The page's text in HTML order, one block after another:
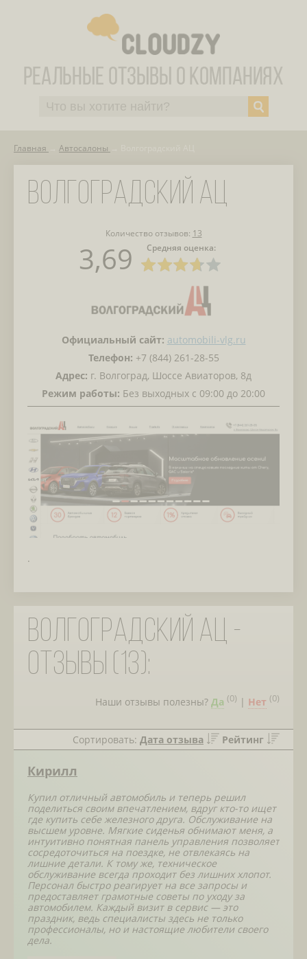
Главная Автосалоны
ВОЛГОГРАДСКИЙ АЦ
Количество отзывов: 13
Средняя оценка:
3,69
Официальный сайт: automobili-vlg.ru
Телефон: +7 (844) 261-28-55
Адрес: г. Волгоград, Шоссе Авиаторов, 8д
Режим работы: Без выходных с 09:00 до 20:00
.
Волгоградский АЦ -
отзывы (13):
Наши отзывы полезны? Да (0) | Нет (0)
Сортировать: Дата отзыва Рейтинг
Кирилл
Купил отличный автомобиль и теперь решил
поделиться своим впечатлением, вдруг кто-то ищет
где купить себе железного друга. Обслуживание на
высшем уровне. Мягкие сиденья обнимают меня, а
интуитивно понятная панель управления позволяет
сосредоточиться на поездке, не отвлекаясь на
лишние детали. К тому же, техническое
обслуживание всегда проходит без лишних хлопот.
Персонал быстро реагирует на все запросы и
предоставляет грамотные советы по уходу за
автомобилем. Каждый визит в сервис — это
праздник, ведь специалисты здесь не только
профессионалы, но и настоящие любители своего
дела.